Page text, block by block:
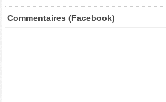
Commentaires (Facebook)